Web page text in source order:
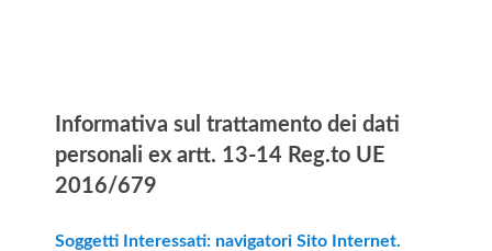
Informativa sul trattamento dei dati
personali ex artt. 13-14 Reg.to UE
2016/679
Soggetti Interessati: navigatori Sito Internet.